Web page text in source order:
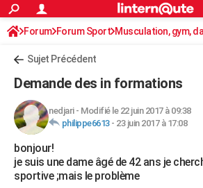
ACTUALITÉS
Politique
Société
Faits Divers
Education
Monde
Villes
+
FINANCE
Retraite
Impôts
Epargne
Immobilier
Risques naturels par ville
Banque
Assurance
Crédit
AUTO
Essais
Réserver un essai
Citadines
Berlines
SUV
Forum auto
+HIGH-TECH
Mobiles
Meilleur smartphone
Internet
Ordinateurs
Jeux vidéo
Guide high-tech
+
S'inscrire
Connexion
Forum Forum Sport Musculation, gym,
Sujet Précédent
Demande des in formations
nedjari- Modifié le 22 juin 2017 à 09:38
philippe6613- 23 juin 2017 à 17:08
bonjour!
je suis une dame âgé de 42 ans je
sportive ;mais le problème